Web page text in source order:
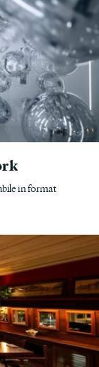
in format